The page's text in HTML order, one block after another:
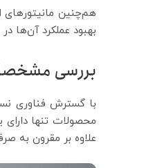
بهبود عملکرد آن‌ها
بررسی
محصولات تنها
علاوه بر مقرون به